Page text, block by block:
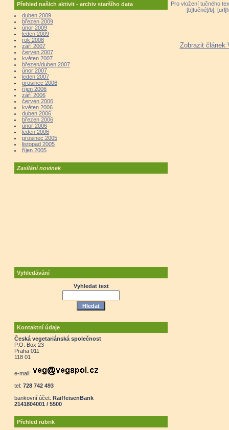
Přehled našich aktivit - archiv staršího data
duben 2009
březen 2009
únor 2009
leden 2009
rok 2008
září 2007
červen 2007
květen 2007
březen/duben 2007
únor 2007
leden 2007
prosinec 2006
říjen 2006
září 2006
červen 2006
květen 2006
duben 2006
březen 2006
únor 2006
leden 2006
prosinec 2005
listopad 2005
říjen 2005
Zasílání novinek
Vyhledávání
Vyhledat text
Kontaktní údaje
Česká vegetariánská společnost
P.O. Box 23
Praha 011
118 01
e-mail:
tel: 728 742 493
bankovní účet: RaiffeisenBank
2141804001 / 5500
Přehled rubrik
Pro vložení tučného
[b]tučné[/b],
Zobrazit článek